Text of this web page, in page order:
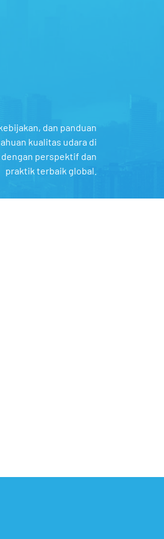
dan panduan
kualitas udara di
perspektif dan
praktik terbaik global.